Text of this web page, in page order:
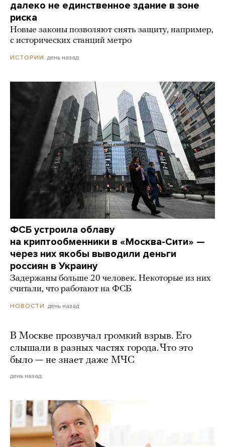
далеко не единственное здание в зоне
риска
Новые законы позволяют снять защиту, например,
с исторических станций метро
ИСТОРИИ день назад
ФСБ устроила облаву
на криптообменники в «Москва-Сити» —
через них якобы выводили деньги
россиян в Украину
Задержаны больше 20 человек. Некоторые из них
считали, что работают на ФСБ
НОВОСТИ день назад
В Москве прозвучал громкий взрыв. Его
слышали в разных частях города. Что это
было — не знает даже МЧС
день назад